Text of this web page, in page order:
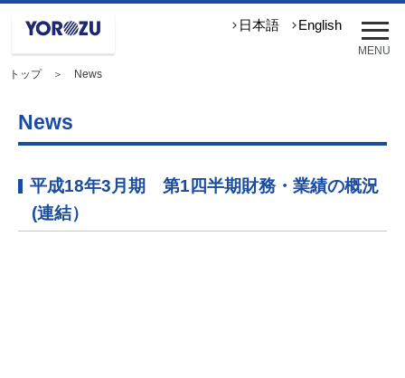
メ
ニ
ュ
MENU
日本語 English
トップ＞ News
News
平成18年3月期 第1四半期財務・業績の概況
(連結）